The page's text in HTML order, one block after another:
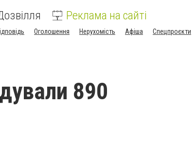
Реклама на сайті
Оголошення Нерухомість Афіша Спецпроєкти
890